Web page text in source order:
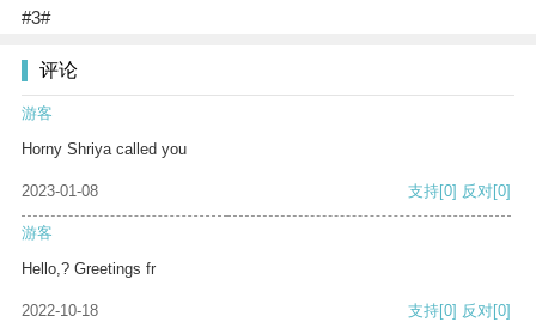
#3#
评论
游客
Horny Shriya called you
2023-01-08 支持[0] 反对[0]
游客
Hello,? Greetings fr
2022-10-18 支持[0] 反对[0]